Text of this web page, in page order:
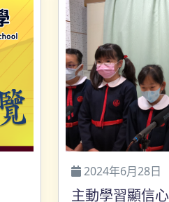
2024年6月28日
主動學習顯信心